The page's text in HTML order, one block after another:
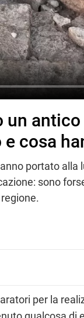
un
cosa
portato alla
sono
per la